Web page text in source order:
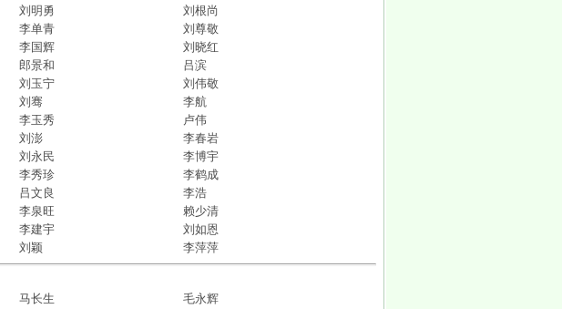
刘明勇
刘根尚
李单青
刘尊敬
李国辉
刘晓红
郎景和
吕滨
刘玉宁
刘伟敬
刘骞
李航
李玉秀
卢伟
刘澎
李春岩
刘永民
李博宇
李秀珍
李鹤成
吕文良
李浩
李泉旺
赖少清
李建宇
刘如恩
刘颖 李萍萍
马长生
毛永辉